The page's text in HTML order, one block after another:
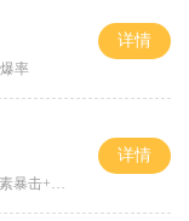
率
详情
击+６６
详情